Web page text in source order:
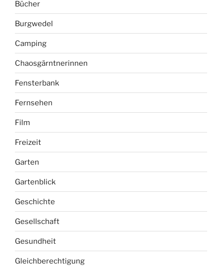
Bücher
Burgwedel
Camping
Chaosgärntnerinnen
Fensterbank
Fernsehen
Film
Freizeit
Garten
Gartenblick
Geschichte
Gesellschaft
Gesundheit
Gleichberechtigung